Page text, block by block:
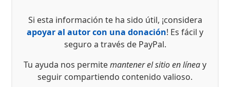
Si esta información te ha sido útil, ¡considera
apoyar al autor con una donación! Es fácil y
seguro a través de PayPal.
Tu ayuda nos permitemantener el sitio en líneay
seguir compartiendo contenido valioso.